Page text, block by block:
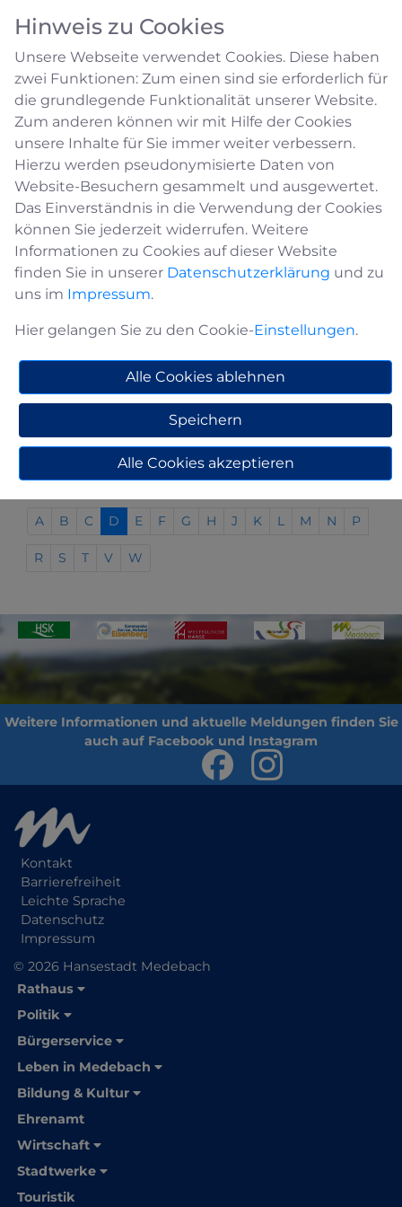
Ansprechpartner A - Z
C F G K L
R S T V W
a.drilling@medebach.de
02982 / 400-110
Einwohnermelde-/Ordnungs-/Standesamt
Adresse Sprechzeiten Details
A B C D E F G H J K L M N P
R S T V W
Kontakt
Barrierefreiheit
Leichte Sprache
Datenschutz
Impressum
© 2026 Hansestadt Medebach
Rathaus
Politik
Bürgerservice
Leben in Medebach
Bildung & Kultur
Ehrenamt
Wirtschaft
Stadtwerke
Touristik
Hinweis zu Cookies
Unsere Webseite verwendet Cookies. Diese haben
zwei Funktionen: Zum einen sind sie erforderlich für
die grundlegende Funktionalität unserer Website.
Zum anderen können wir mit Hilfe der Cookies
unsere Inhalte für Sie immer weiter verbessern.
Hierzu werden pseudonymisierte Daten von
Website-Besuchern gesammelt und ausgewertet.
Das Einverständnis in die Verwendung der Cookies
können Sie jederzeit widerrufen. Weitere
Informationen zu Cookies auf dieser Website
finden Sie in unserer Datenschutzerklärung und zu
uns im Impressum.
Hier gelangen Sie zu den Cookie-Einstellungen.
Alle Cookies ablehnen
Speichern
Alle Cookies akzeptieren